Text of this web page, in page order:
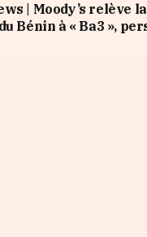
| Moody’s relève
Bénin à « Ba3 »,